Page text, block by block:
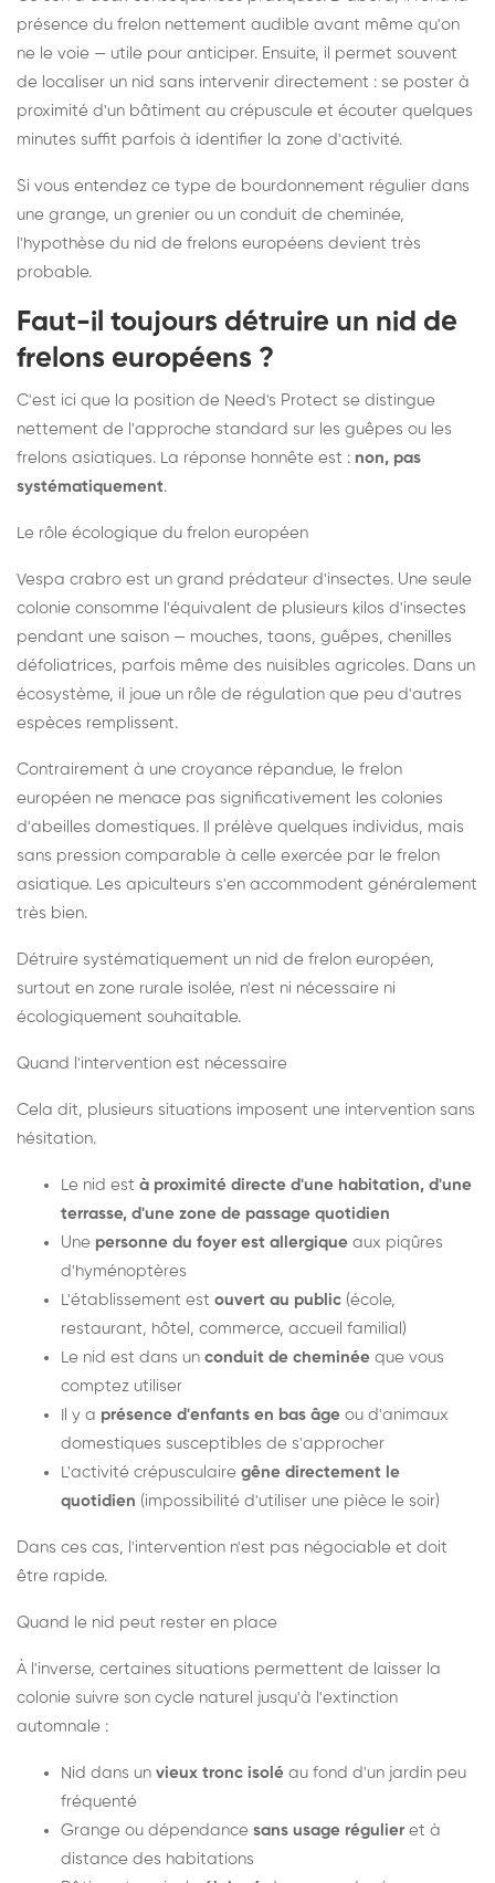
présence du frelon nettement audible avant même qu'on
ne le voie — utile pour anticiper. Ensuite, il permet souvent
de localiser un nid sans intervenir directement : se poster à
proximité d'un bâtiment au crépuscule et écouter quelques
minutes suffit parfois à identifier la zone d'activité.
Si vous entendez ce type de bourdonnement régulier dans
une grange, un grenier ou un conduit de cheminée,
l'hypothèse du nid de frelons européens devient très
probable.
Faut-il toujours détruire un nid de
frelons européens ?
C'est ici que la position de Need's Protect se distingue
nettement de l'approche standard sur les guêpes ou les
frelons asiatiques. La réponse honnête est : non, pas
systématiquement.
Le rôle écologique du frelon européen
Vespa crabro est un grand prédateur d'insectes. Une seule
colonie consomme l'équivalent de plusieurs kilos d'insectes
pendant une saison — mouches, taons, guêpes, chenilles
défoliatrices, parfois même des nuisibles agricoles. Dans un
écosystème, il joue un rôle de régulation que peu d'autres
espèces remplissent.
Contrairement à une croyance répandue, le frelon
européen ne menace pas significativement les colonies
d'abeilles domestiques. Il prélève quelques individus, mais
sans pression comparable à celle exercée par le frelon
asiatique. Les apiculteurs s'en accommodent généralement
très bien.
Détruire systématiquement un nid de frelon européen,
surtout en zone rurale isolée, n'est ni nécessaire ni
écologiquement souhaitable.
Quand l'intervention est nécessaire
Cela dit, plusieurs situations imposent une intervention sans
hésitation.
Le nid est à proximité directe d'une habitation, d'une
terrasse, d'une zone de passage quotidien
Une personne du foyer est allergique aux piqûres
d'hyménoptères
L'établissement est ouvert au public (école,
restaurant, hôtel, commerce, accueil familial)
Le nid est dans un conduit de cheminée que vous
comptez utiliser
Il y a présence d'enfants en bas âge ou d'animaux
domestiques susceptibles de s'approcher
L'activité crépusculaire gêne directement le
quotidien (impossibilité d'utiliser une pièce le soir)
Dans ces cas, l'intervention n'est pas négociable et doit
être rapide.
Quand le nid peut rester en place
À l'inverse, certaines situations permettent de laisser la
colonie suivre son cycle naturel jusqu'à l'extinction
automnale :
Nid dans un vieux tronc isolé au fond d'un jardin peu
fréquenté
Grange ou dépendance sans usage régulier et à
distance des habitations